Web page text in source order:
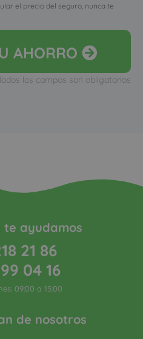
el precio del seguro, nunca te
AHORRO
los campos son obligatorios
de nosotros
te ayudamos
21 86
04 16
09:00 a 15:00